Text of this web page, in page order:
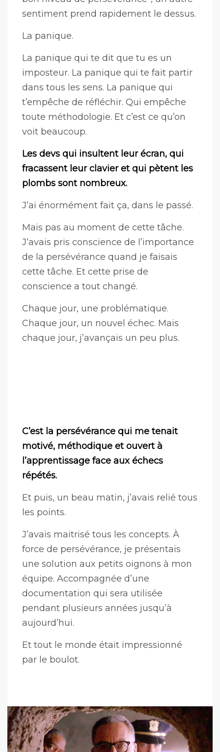
sentiment prend rapidement le dessus.
La panique.
La panique qui te dit que tu es un
imposteur. La panique qui te fait partir
dans tous les sens. La panique qui
t’empêche de réfléchir. Qui empêche
toute méthodologie. Et c’est ce qu’on
voit beaucoup.
Les devs qui insultent leur écran, qui
fracassent leur clavier et qui pètent les
plombs sont nombreux.
J’ai énormément fait ça, dans le passé.
Mais pas au moment de cette tâche.
J’avais pris conscience de l’importance
de la persévérance quand je faisais
cette tâche. Et cette prise de
conscience a tout changé.
Chaque jour, une problématique.
Chaque jour, un nouvel échec. Mais
chaque jour, j’avançais un peu plus.
C’est la persévérance qui me tenait
motivé, méthodique et ouvert à
l’apprentissage face aux échecs
répétés.
Et puis, un beau matin, j’avais relié tous
les points.
J’avais maitrisé tous les concepts. À
force de persévérance, je présentais
une solution aux petits oignons à mon
équipe. Accompagnée d’une
documentation qui sera utilisée
pendant plusieurs années jusqu’à
aujourd’hui.
Et tout le monde était impressionné
par le boulot.